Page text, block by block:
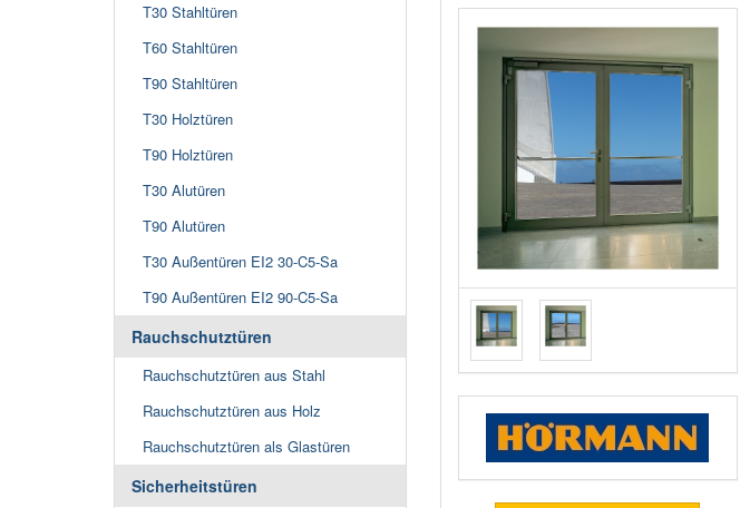
T30 Stahltüren
T60 Stahltüren
T90 Stahltüren
T30 Holztüren
T90 Holztüren
T30 Alutüren
T90 Alutüren
T30 Außentüren EI2 30-C5-Sa
T90 Außentüren EI2 90-C5-Sa
Rauchschutztüren
Rauchschutztüren aus Stahl
Rauchschutztüren aus Holz
Rauchschutztüren als Glastüren
Sicherheitstüren